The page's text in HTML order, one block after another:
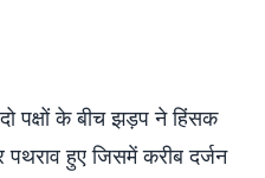
पक्षों के बीच झड़प ने हिंसक
हुए जिसमें करीब दर्जन